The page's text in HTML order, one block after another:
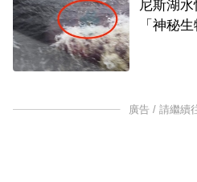
尼斯湖
「神秘
廣告 / 請繼續